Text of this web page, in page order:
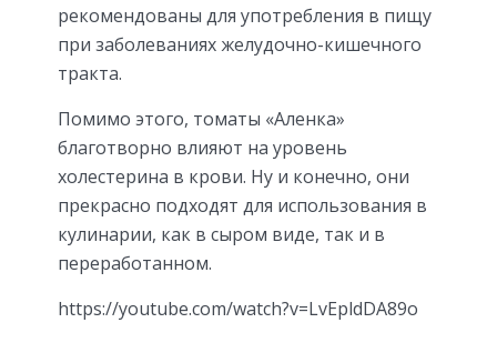
рекомендованы для употребления в пищу
при заболеваниях желудочно-кишечного
тракта.
Помимо этого, томаты «Аленка»
благотворно влияют на уровень
холестерина в крови. Ну и конечно, они
прекрасно подходят для использования в
кулинарии, как в сыром виде, так и в
переработанном.
https://youtube.com/watch?v=LvEpldDA89o